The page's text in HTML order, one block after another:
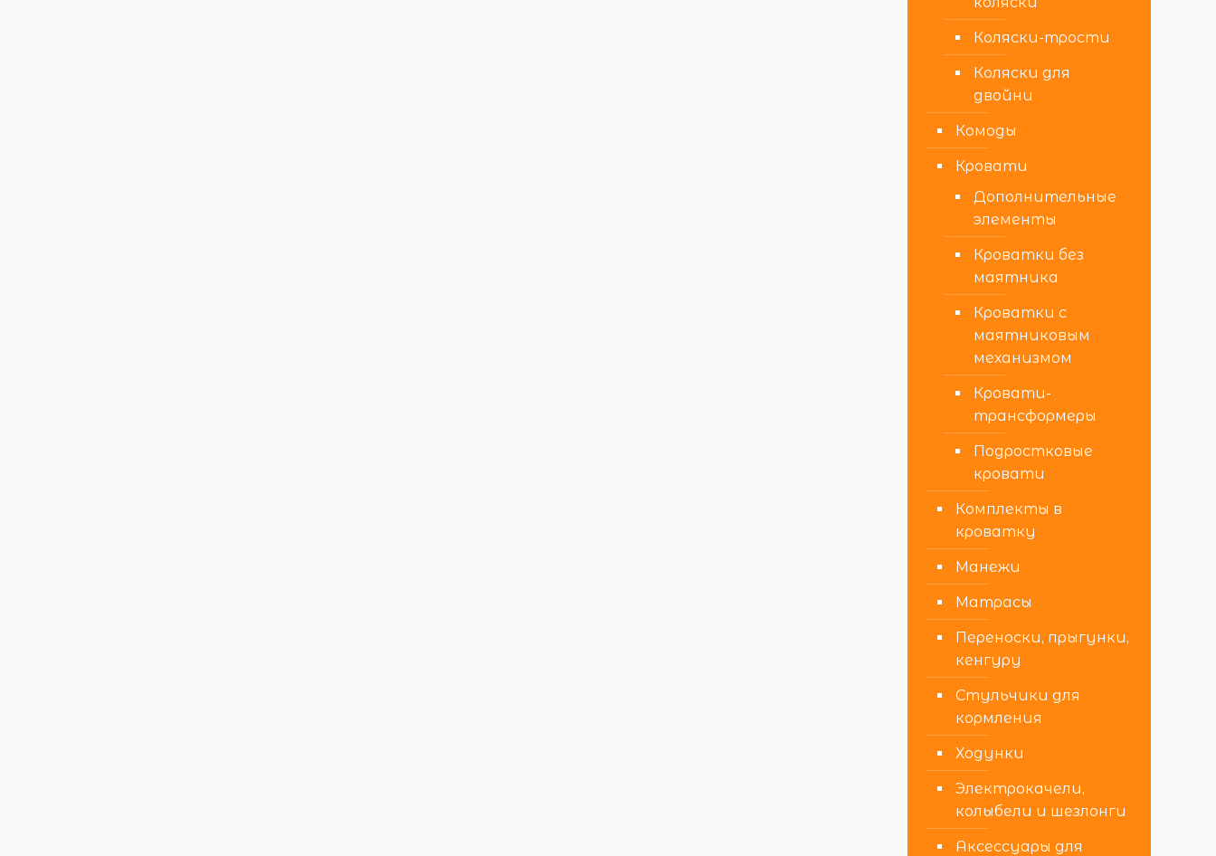
Коляски-трости
Коляски для
двойни
Комоды
Кровати
Дополнительные
элементы
Кроватки без
маятника
Кроватки с
маятниковым
механизмом
Кровати-
трансформеры
Подростковые
кровати
Комплекты в
кроватку
Манежи
Матрасы
Переноски, прыгунки,
кенгуру
Стульчики для
кормления
Ходунки
Электрокачели,
колыбели и шезлонги
Аксессуары для